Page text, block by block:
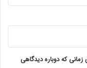
که دوباره دیدگاهی